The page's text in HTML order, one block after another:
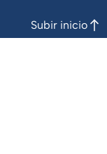
Subir inicio